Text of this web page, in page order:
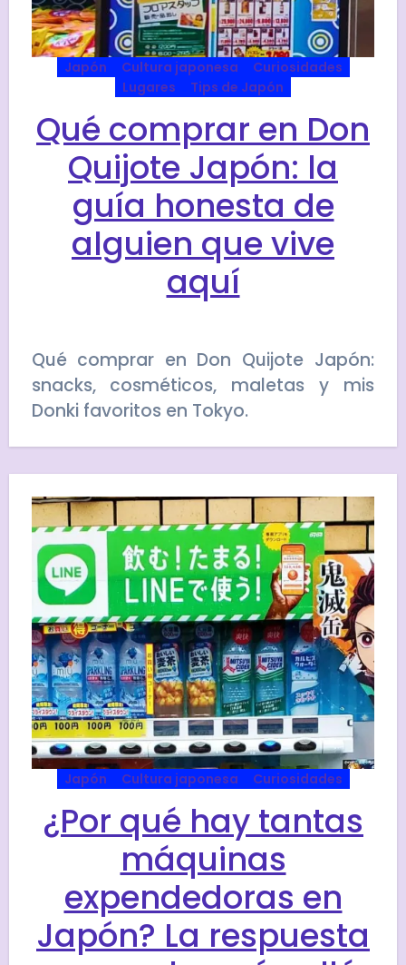
Japón Cultura japonesa
Curiosidades
Lugares
Tips de Japón
Qué comprar en Don
Quijote Japón: la
guía honesta de
alguien que vive
aquí
Qué comprar en Don Quijote Japón:
snacks, cosméticos, maletas y mis
Donki favoritos en Tokyo.
Japón Cultura japonesa Curiosidades
¿Por qué hay tantas
máquinas
expendedoras en
Japón? La respuesta